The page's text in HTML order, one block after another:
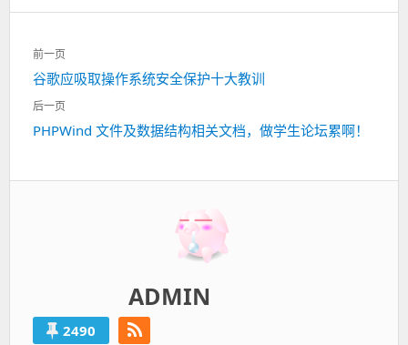
文
章
导
航
前一页
上
一
谷歌应吸取操作系统安全保护十大教训
后一页
下
PHPWind 文件及数据结构相关文档，做学生论坛累啊！
ADMIN
2490